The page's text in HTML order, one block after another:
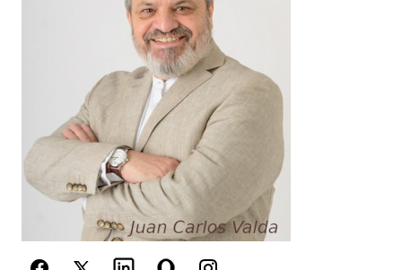
*
Guarda mi nombre, correo electrónico y web en
este navegador para la próxima vez que
comente.
Este sitio esta protegido por
reCAPTCHA y laPolítica de
privacidady losTérminos del servicio
de Google se aplican.